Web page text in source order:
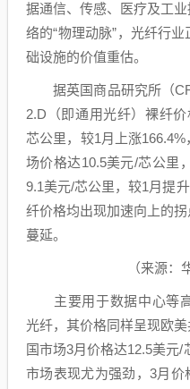
据通信、传感、医疗及工
络的“物理动脉”，光纤行
础设施的价值重估。
据英国商品研究所（
2.D（即通用光纤）裸纤
芯公里，较1月上涨
场价格达10.5美元/芯公里
9.1美元/芯公里，较1月提
纤价格均出现加速向上的
蔓延。
（来源：
主要用于数据中心等
光纤，其价格同样呈现欧
国市场3月价格达12.5美元/
市场表现尤为强劲，3月